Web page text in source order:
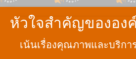
หัวใจสำคัญขององ
เน้นเรื่องคุณภาพและบริก